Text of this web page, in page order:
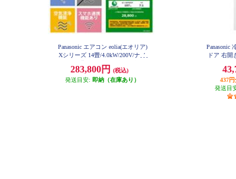
Panasonic エアコン eolia(エオリア)
Xシリーズ 14畳/4.0kW/200V/ナノ
付/W/2026年度 CS-X406D2-ESET
283,800円
(税込)
発送目安: 即納（在庫あり）
Panasonic
ドア 右開
437
発送目